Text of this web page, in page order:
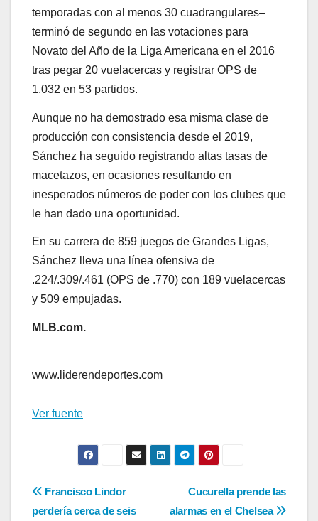
temporadas con al menos 30 cuadrangulares–
terminó de segundo en las votaciones para
Novato del Año de la Liga Americana en el 2016
tras pegar 20 vuelacercas y registrar OPS de
1.032 en 53 partidos.
Aunque no ha demostrado esa misma clase de
producción con consistencia desde el 2019,
Sánchez ha seguido registrando altas tasas de
macetazos, en ocasiones resultando en
inesperados números de poder con los clubes que
le han dado una oportunidad.
En su carrera de 859 juegos de Grandes Ligas,
Sánchez lleva una línea ofensiva de
.224/.309/.461 (OPS de .770) con 189 vuelacercas
y 509 empujadas.
MLB.com.
www.liderendeportes.com
Ver fuente
Navegación
Cucurella prende las
alarmas en el Chelsea
Francisco Lindor
perdería cerca de seis